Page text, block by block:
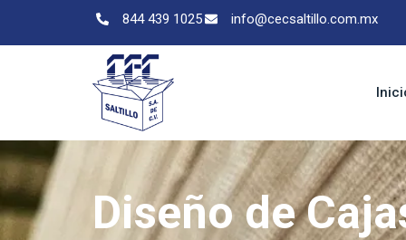
844 439 1025 info@cecsaltillo.com.mx
Diseño de